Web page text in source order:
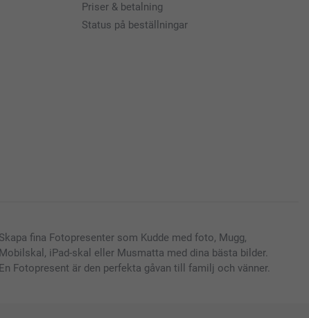
Priser & betalning
Status på beställningar
Skapa fina Fotopresenter som Kudde med foto, Mugg,
Mobilskal, iPad-skal eller Musmatta med dina bästa bilder.
En Fotopresent är den perfekta gåvan till familj och vänner.